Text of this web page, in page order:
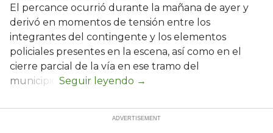
El percance ocurrió durante la mañana de ayer y
derivó en momentos de tensión entre los
integrantes del contingente y los elementos
policiales presentes en la escena, así como en el
cierre parcial de la vía en ese tramo del
municipio.